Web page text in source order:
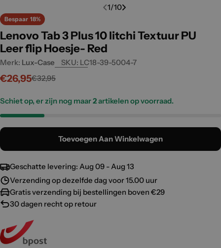
1/10
Bespaar 18%
Lenovo Tab 3 Plus 10 litchi Textuur PU
Leer flip Hoesje- Red
Merk: Lux-Case SKU: LC18-39-5004-7
Verkoopprijs
€26,95
Normale€32,95
Schiet op, er zijn nog maar2artikelen op voorraad.
Toevoegen Aan Winkelwagen
Geschatte levering: Aug 09 - Aug 13
Verzending op dezelfde dag voor 15.00 uur
Gratis verzending bij bestellingen boven €29
30 dagen recht op retour